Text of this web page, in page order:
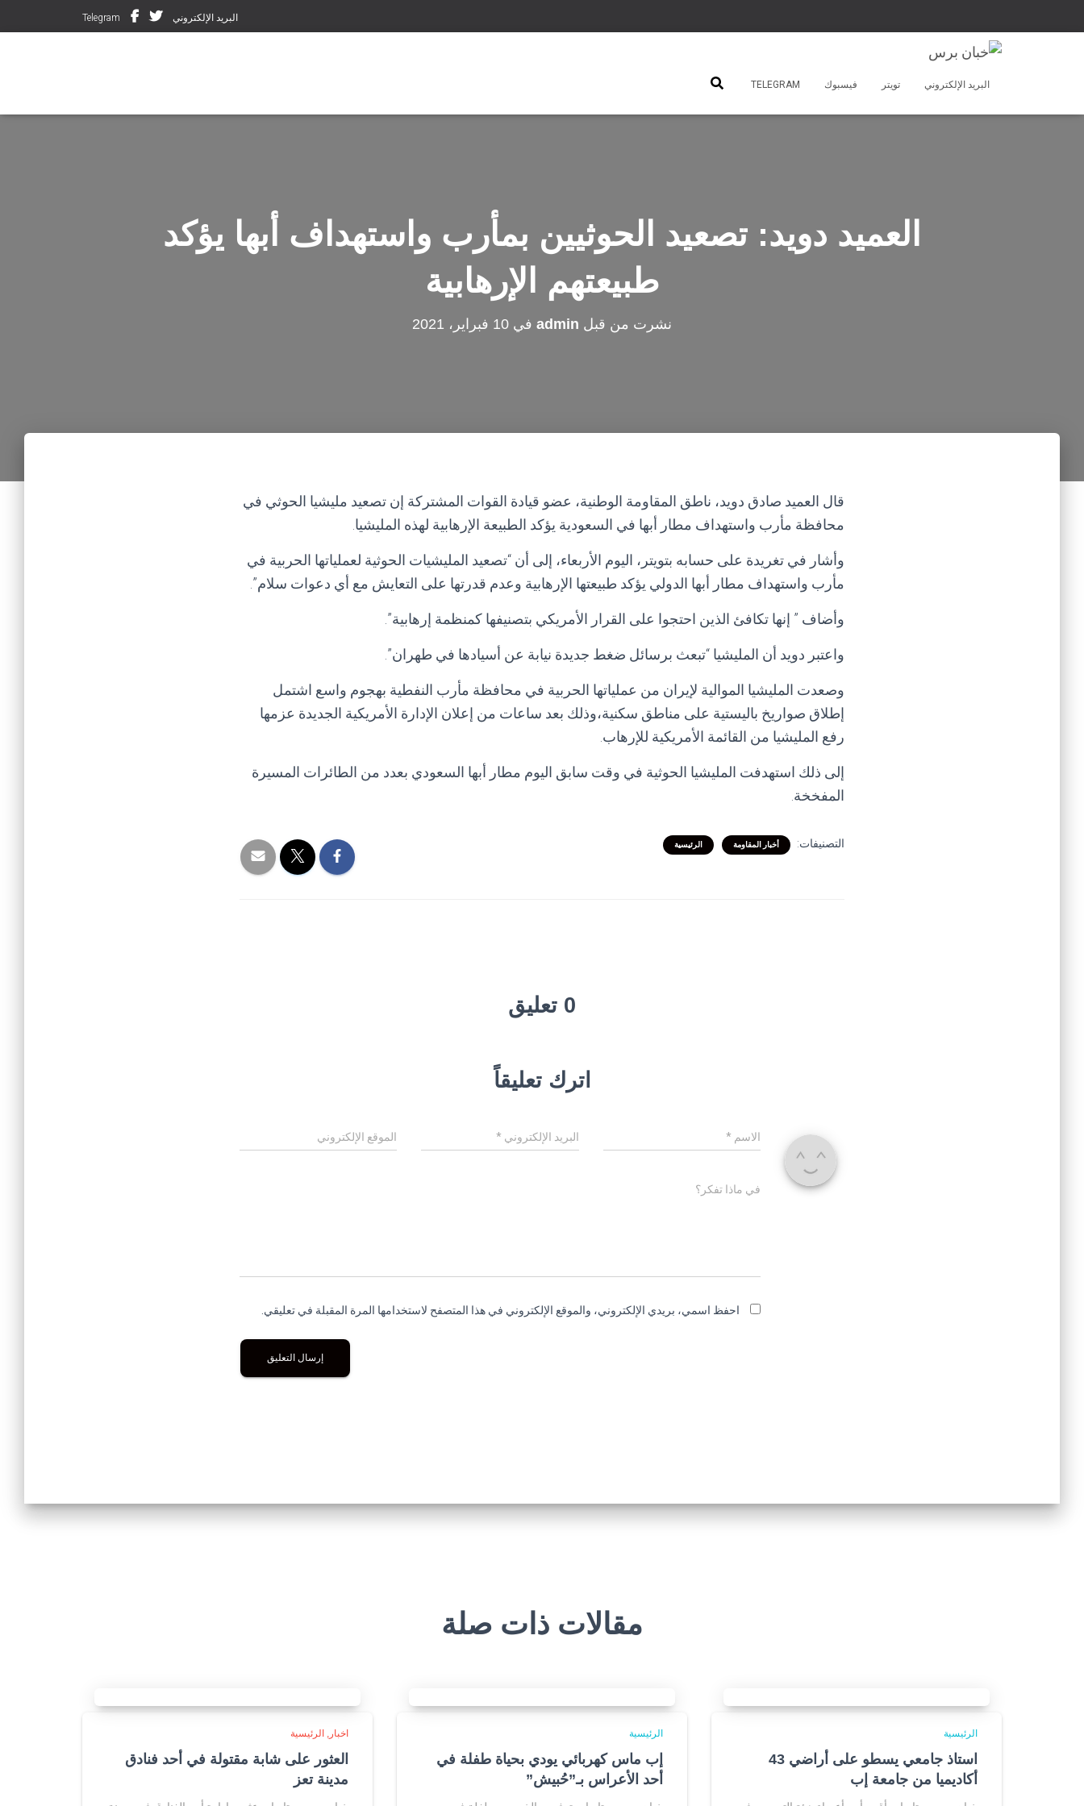
البريد الإلكتروني Telegram
البريد الإلكتروني تويتر فيسبوك TELEGRAM
العميد دويد: تصعيد الحوثيين بمأرب واستهداف أبها يؤكد
طبيعتهم الإرهابية
نشرت من قبل admin في 10 فبراير، 2021
قال العميد صادق دويد، ناطق المقاومة الوطنية، عضو قيادة القوات المشتركة إن تصعيد مليشيا الحوثي في
محافظة مأرب واستهداف مطار أبها في السعودية يؤكد الطبيعة الإرهابية لهذه المليشيا.
وأشار في تغريدة على حسابه بتويتر، اليوم الأربعاء، إلى أن “تصعيد المليشيات الحوثية لعملياتها الحربية في
مأرب واستهداف مطار أبها الدولي يؤكد طبيعتها الإرهابية وعدم قدرتها على التعايش مع أي دعوات سلام”.
وأضاف ” إنها تكافئ الذين احتجوا على القرار الأمريكي بتصنيفها كمنظمة إرهابية”.
واعتبر دويد أن المليشيا “تبعث برسائل ضغط جديدة نيابة عن أسيادها في طهران”.
وصعدت المليشيا الموالية لإيران من عملياتها الحربية في محافظة مأرب النفطية بهجوم واسع اشتمل
إطلاق صواريخ باليستية على مناطق سكنية،وذلك بعد ساعات من إعلان الإدارة الأمريكية الجديدة عزمها
رفع المليشيا من القائمة الأمريكية للإرهاب.
إلى ذلك استهدفت المليشيا الحوثية في وقت سابق اليوم مطار أبها السعودي بعدد من الطائرات المسيرة
المفخخة.
التصنيفات: أخبار المقاومة الرئيسية
0 تعليق
اترك تعليقاً
الاسم * البريد الإلكتروني * الموقع الإلكتروني
في ماذا تفكر؟
احفظ اسمي، بريدي الإلكتروني، والموقع الإلكتروني في هذا المتصفح لاستخدامها المرة المقبلة في تعليقي.
مقالات ذات صلة
الرئيسية
استاذ جامعي يسطو على أراضي 43
أكاديميا من جامعة إب
الرئيسية
إب ماس كهربائي يودي بحياة طفلة في
أحد الأعراس بـ”حُبيش”
اخبار الرئيسية
العثور على شابة مقتولة في أحد فنادق
مدينة تعز